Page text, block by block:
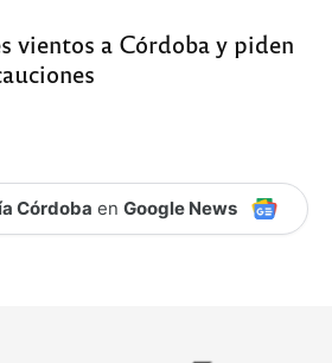
vientos a Córdoba y piden
Córdoba en Google News